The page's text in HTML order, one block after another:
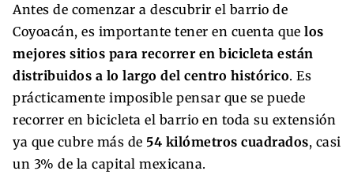
Antes de comenzar a descubrir el barrio de
Coyoacán, es importante tener en cuenta que los
mejores sitios para recorrer en bicicleta están
distribuidos a lo largo del centro histórico. Es
prácticamente imposible pensar que se puede
recorrer en bicicleta el barrio en toda su extensión
ya que cubre más de 54 kilómetros cuadrados, casi
un 3% de la capital mexicana.